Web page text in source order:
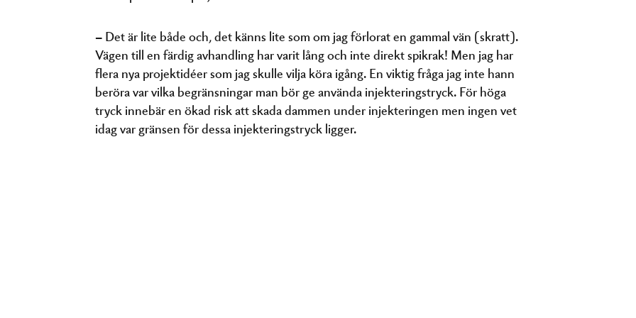
– Det är lite både och, det känns lite som om jag förlorat en gammal vän (skratt).
Vägen till en färdig avhandling har varit lång och inte direkt spikrak! Men jag har
flera nya projektidéer som jag skulle vilja köra igång. En viktig fråga jag inte hann
beröra var vilka begränsningar man bör ge använda injekteringstryck. För höga
tryck innebär en ökad risk att skada dammen under injekteringen men ingen vet
idag var gränsen för dessa injekteringstryck ligger.